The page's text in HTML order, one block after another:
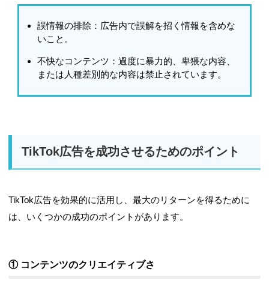
誤情報の排除 ：広告内で誤解を招く情報を含めな
いこと。
不快なコンテンツ ：過度に暴力的、卑猥な内容、
または人種差別的な内容は禁止されています。
TikTok広告を成功させるためのポイント
TikTok広告を効果的に活用し、最大のリターンを得るために
は、いくつかの成功のポイントがあります。
① コンテンツのクリエイティブさ